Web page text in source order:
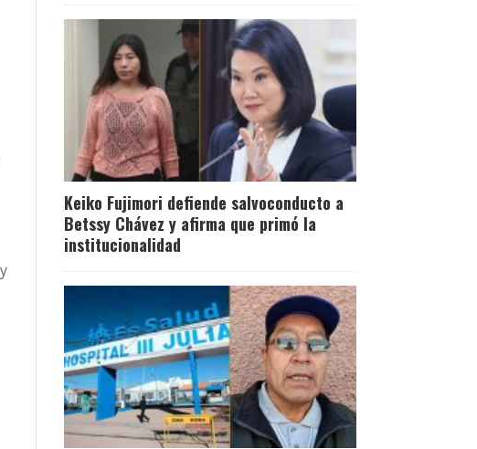
Keiko Fujimori defiende salvoconducto a
Betssy Chávez y afirma que primó la
institucionalidad